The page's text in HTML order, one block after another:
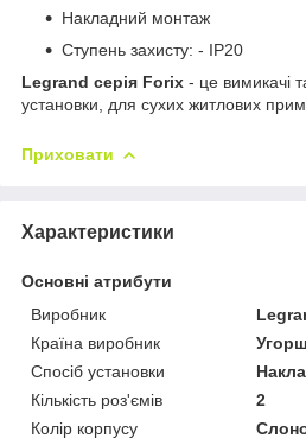
Накладний монтаж
Ступень захисту: - IP20
Legrand серія Forix - це вимикачі
установки, для сухих житлових
Приховати
Характеристики
Основні атрибути
Виробник
Країна виробник
Спосіб установки
Кількість роз'ємів
2
Колір корпусу